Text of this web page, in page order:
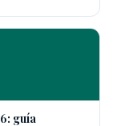
guía